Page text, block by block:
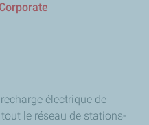
électrique de
le réseau de stations-